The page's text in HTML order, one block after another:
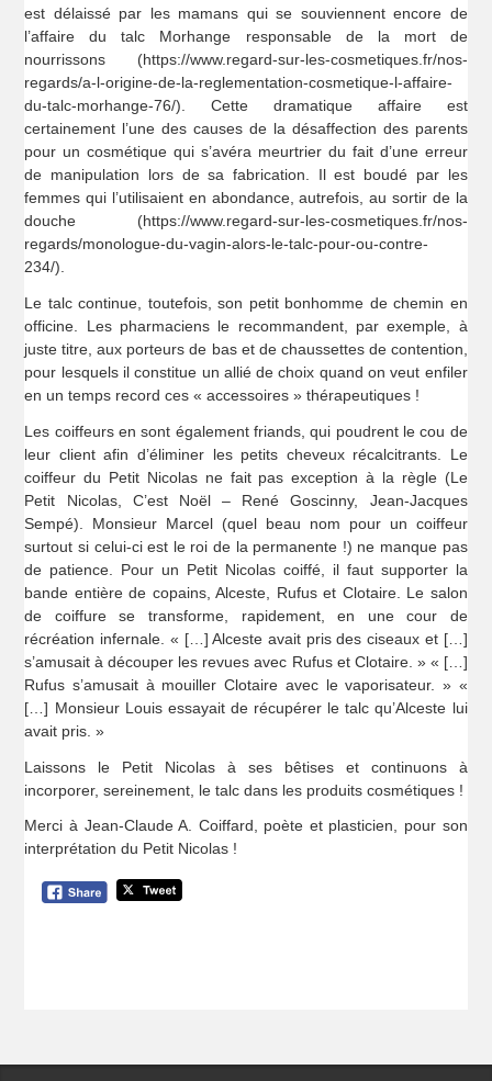
est délaissé par les mamans qui se souviennent encore de
l’affaire du talc Morhange responsable de la mort de
nourrissons (https://www.regard-sur-les-cosmetiques.fr/nos-
regards/a-l-origine-de-la-reglementation-cosmetique-l-affaire-
du-talc-morhange-76/). Cette dramatique affaire est
certainement l’une des causes de la désaffection des parents
pour un cosmétique qui s’avéra meurtrier du fait d’une erreur
de manipulation lors de sa fabrication. Il est boudé par les
femmes qui l’utilisaient en abondance, autrefois, au sortir de la
douche (https://www.regard-sur-les-cosmetiques.fr/nos-
regards/monologue-du-vagin-alors-le-talc-pour-ou-contre-
234/).
Le talc continue, toutefois, son petit bonhomme de chemin en
officine. Les pharmaciens le recommandent, par exemple, à
juste titre, aux porteurs de bas et de chaussettes de contention,
pour lesquels il constitue un allié de choix quand on veut enfiler
en un temps record ces « accessoires » thérapeutiques !
Les coiffeurs en sont également friands, qui poudrent le cou de
leur client afin d’éliminer les petits cheveux récalcitrants. Le
coiffeur du Petit Nicolas ne fait pas exception à la règle (Le
Petit Nicolas, C’est Noël – René Goscinny, Jean-Jacques
Sempé). Monsieur Marcel (quel beau nom pour un coiffeur
surtout si celui-ci est le roi de la permanente !) ne manque pas
de patience. Pour un Petit Nicolas coiffé, il faut supporter la
bande entière de copains, Alceste, Rufus et Clotaire. Le salon
de coiffure se transforme, rapidement, en une cour de
récréation infernale. « […] Alceste avait pris des ciseaux et […]
s’amusait à découper les revues avec Rufus et Clotaire. » « […]
Rufus s’amusait à mouiller Clotaire avec le vaporisateur. » «
[…] Monsieur Louis essayait de récupérer le talc qu’Alceste lui
avait pris. »
Laissons le Petit Nicolas à ses bêtises et continuons à
incorporer, sereinement, le talc dans les produits cosmétiques !
Merci à Jean-Claude A. Coiffard, poète et plasticien, pour son
interprétation du Petit Nicolas !